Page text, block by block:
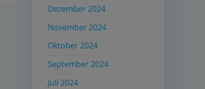
Dezember 2024
November 2024
Oktober 2024
September 2024
Juli 2024